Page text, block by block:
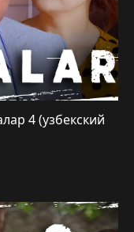
4 (узбекский